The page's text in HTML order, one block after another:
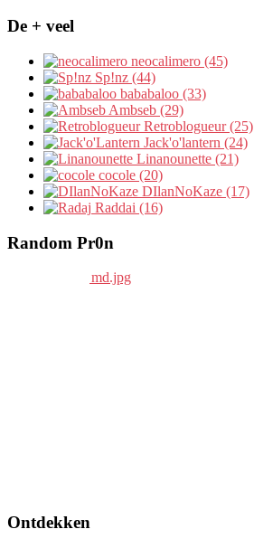
De + veel
neocalimero (45)
Sp!nz (44)
bababaloo (33)
Ambseb (29)
Retroblogueur (25)
Jack'o'lantern (24)
Linanounette (21)
cocole (20)
DIlanNoKaze (17)
Raddai (16)
Random Pr0n
Ontdekken